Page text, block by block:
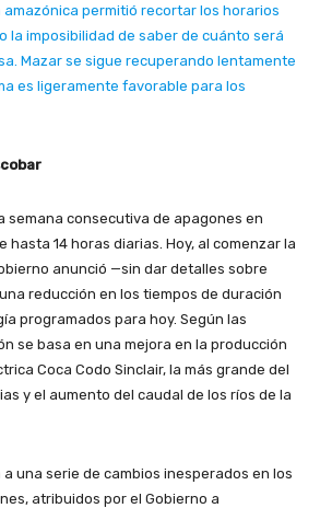
amazónica permitió recortar los horarios
la imposibilidad de saber de cuánto será
Mazar se sigue recuperando lentamente
es ligeramente favorable para los
semana consecutiva de apagones en
hasta 14 horas diarias. Hoy, al comenzar la
anunció —sin dar detalles sobre
reducción en los tiempos de duración
programados para hoy. Según las
se basa en una mejora en la producción
Coca Codo Sinclair, la más grande del
y el aumento del caudal de los ríos de la
una serie de cambios inesperados en los
atribuidos por el Gobierno a